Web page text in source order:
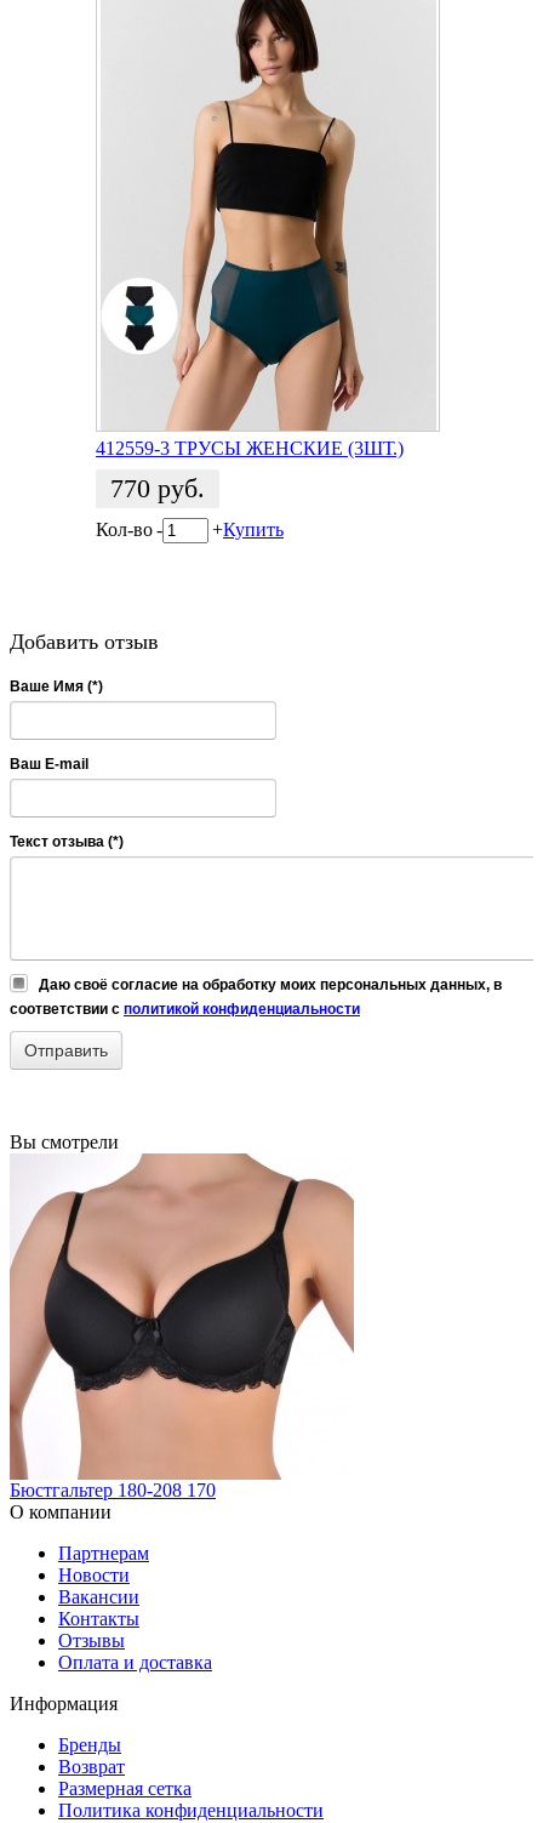
412559-3 ТРУСЫ ЖЕНСКИЕ (3ШТ.)
770 руб.
Кол-во- +Купить
Добавить отзыв
Ваше Имя (*)
Ваш E-mail
Текст отзыва (*)
Даю своё согласие на обработку моих персональных данных, в
соответствии с политикой конфиденциальности
Вы смотрели
Бюстгальтер 180-208 170
О компании
Партнерам
Новости
Вакансии
Контакты
Отзывы
Оплата и доставка
Информация
Бренды
Возврат
Размерная сетка
Политика конфиденциальности